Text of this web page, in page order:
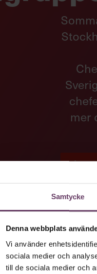
Samtycke
Denna webbplats
Vi använder
sociala medier och
till de sociala medier och
mer
VÅRA